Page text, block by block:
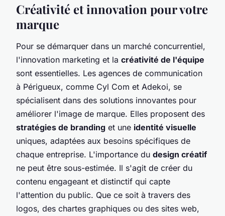
Créativité et innovation pour votre
marque
Pour se démarquer dans un marché concurrentiel,
l'innovation marketing et la créativité de l'équipe
sont essentielles. Les agences de communication
à Périgueux, comme Cyl Com et Adekoi, se
spécialisent dans des solutions innovantes pour
améliorer l'image de marque. Elles proposent des
stratégies de branding et une identité visuelle
uniques, adaptées aux besoins spécifiques de
chaque entreprise. L'importance du design créatif
ne peut être sous-estimée. Il s'agit de créer du
contenu engageant et distinctif qui capte
l'attention du public. Que ce soit à travers des
logos, des chartes graphiques ou des sites web,